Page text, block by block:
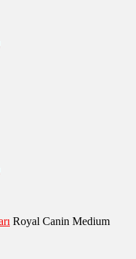
Royal Canin Medium